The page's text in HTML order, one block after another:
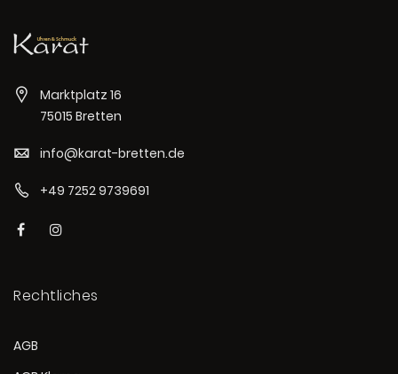
Marktplatz 16
75015 Bretten
info@karat-bretten.de
+49 7252 9739691
Rechtliches
AGB